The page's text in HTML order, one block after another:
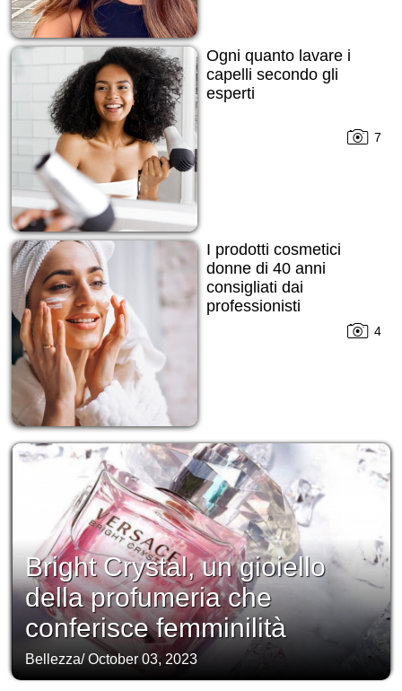
Ogni quanto lavare i
capelli secondo gli
esperti
7
I prodotti cosmetici
donne di 40 anni
consigliati dai
professionisti
4
Bright Crystal, un gioiello
della profumeria che
conferisce femminilità
Bellezza/October 03, 2023